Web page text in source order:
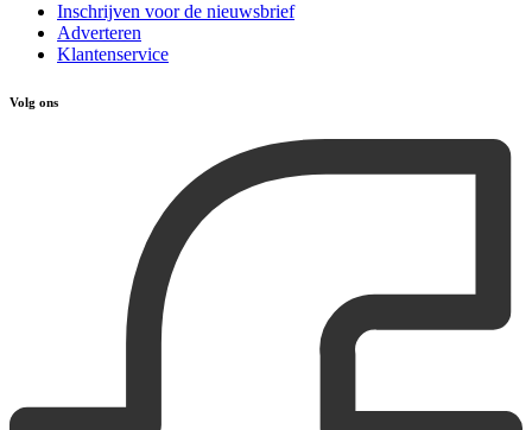
Inschrijven voor de nieuwsbrief
Adverteren
Klantenservice
Volg ons